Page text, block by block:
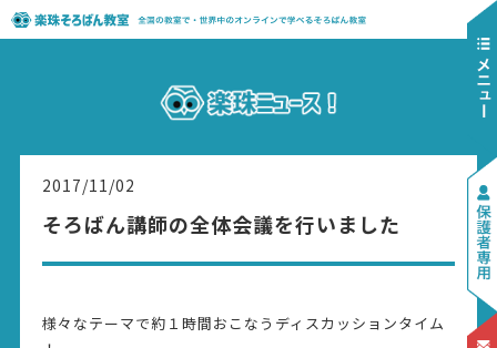
2017/11/02
そろばん講師の全体会議を行いました
様々なテーマで約１時間おこなうディスカッションタイム